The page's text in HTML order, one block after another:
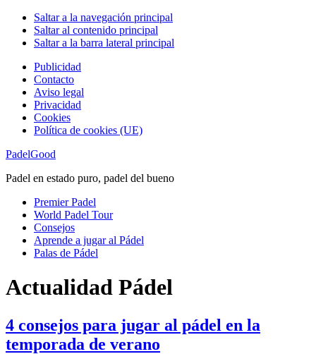
Saltar a la navegación principal
Saltar al contenido principal
Saltar a la barra lateral principal
Publicidad
Contacto
Aviso legal
Privacidad
Cookies
Política de cookies (UE)
PadelGood
Padel en estado puro, padel del bueno
Premier Padel
World Padel Tour
Consejos
Aprende a jugar al Pádel
Palas de Pádel
Actualidad Pádel
4 consejos para jugar al pádel en la
temporada de verano